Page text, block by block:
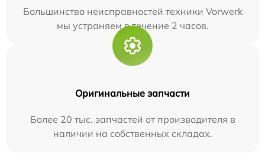
Большинство неисправностей техники Vorwerk
мы устраняем в течение 2 часов.
Оригинальные запчасти
Более 20 тыс. запчастей от производителя в
наличии на собственных складах.